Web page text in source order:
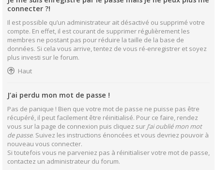
connecter ?!
Il est possible qu’un administrateur ait désactivé ou supprimé votre
compte. En effet, il est courant de supprimer régulièrement les
membres ne postant pas pour réduire la taille de la base de
données. Si cela vous arrive, tentez de vous ré-enregistrer et soyez
plus investi sur le forum.
Haut
J’ai perdu mon mot de passe !
Pas de panique ! Bien que votre mot de passe ne puisse pas être
récupéré, il peut facilement être réinitialisé. Pour ce faire, rendez
vous sur la page de connexion puis cliquez sur J’ai oublié mon mot
de passe. Suivez les instructions énoncées et vous devriez pouvoir à
nouveau vous connecter.
Si toutefois vous ne parveniez pas à réinitialiser votre mot de passe,
contactez un administrateur du forum.